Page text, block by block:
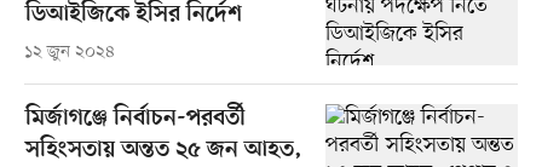
ডিআইজিকে ইসির নির্দেশ
১২ জুন ২০২৪
মির্জাগঞ্জে নির্বাচন-পরবর্তী
সহিংসতায় অন্তত ২৫ জন আহত,